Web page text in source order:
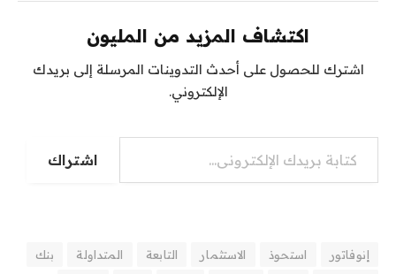
اكتشاف المزيد من المليون
اشترك للحصول على أحدث التدوينات المرسلة إلى بريدك
الإلكتروني.
كتابة بريدك الإلكتروني...
اشتراك
إنوفاتور استحوذ الاستثمار التابعة المتداولة
بنك